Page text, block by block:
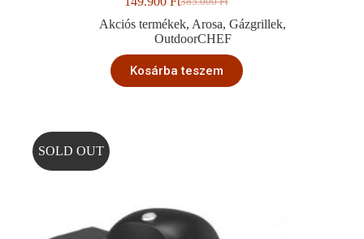
Original
price
was:
385.000 Ft.
Current
price
is:
149.900 Ft.
Akciós termékek,Arosa,Gázgrillek,
OutdoorCHEF
Kosárba teszem
SOLD OUT